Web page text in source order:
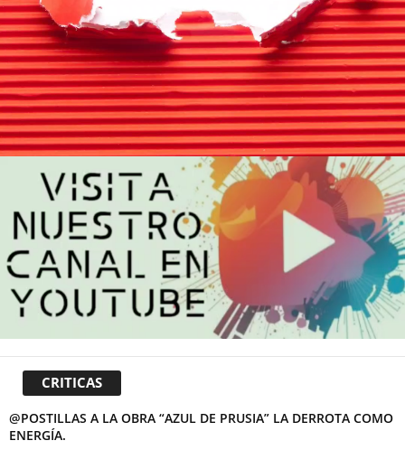
CRITICAS
@POSTILLAS A LA OBRA “AZUL DE PRUSIA” LA DERROTA COMO
ENERGÍA.